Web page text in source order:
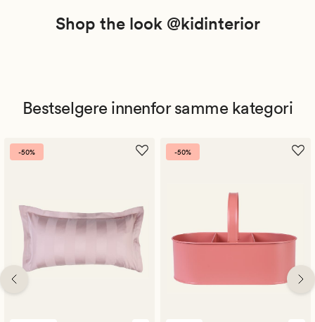
Shop the look @kidinterior
Bestselgere innenfor samme kategori
-50% -50%